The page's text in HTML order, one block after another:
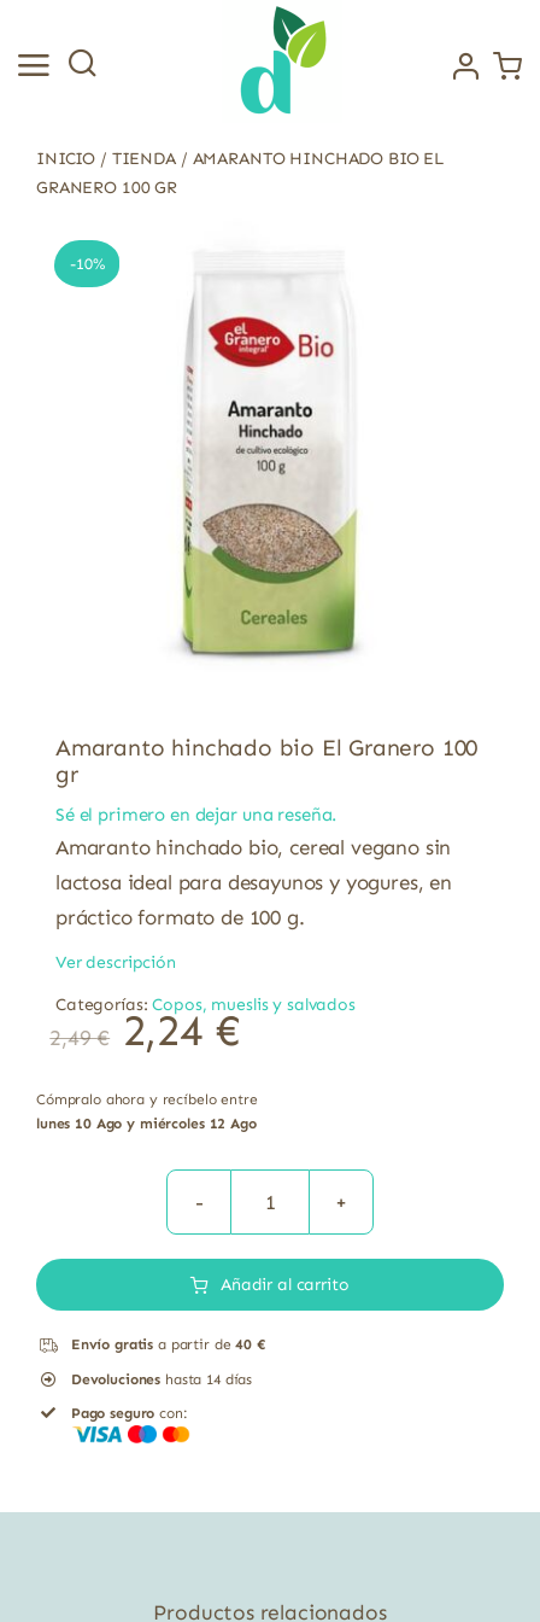
contenido
INICIO / TIENDA/ AMARANTO HINCHADO BIO EL
GRANERO 100 GR
-10%
Amaranto hinchado bio El Granero 100
gr
Sé el primero en dejar una reseña.
Amaranto hinchado bio, cereal vegano sin
lactosa ideal para desayunos y yogures, en
práctico formato de 100 g.
Ver descripción
Categorías:Copos, mueslis y salvados
2,49€ 2,24 €
Cómpralo ahora y recíbelo entre
lunes 10 Ago y miércoles 12 Ago
Amaranto
bio
Añadir al carrito
Envío gratis a partir de40 €
Devoluciones hasta 14 días
Pago seguro con:
Productos relacionados